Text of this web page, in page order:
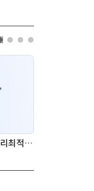
AI 시대의 의사결정을 바꾸는 수리최적화(Optimization): 실제 산업 적용 사례와 활용 전략